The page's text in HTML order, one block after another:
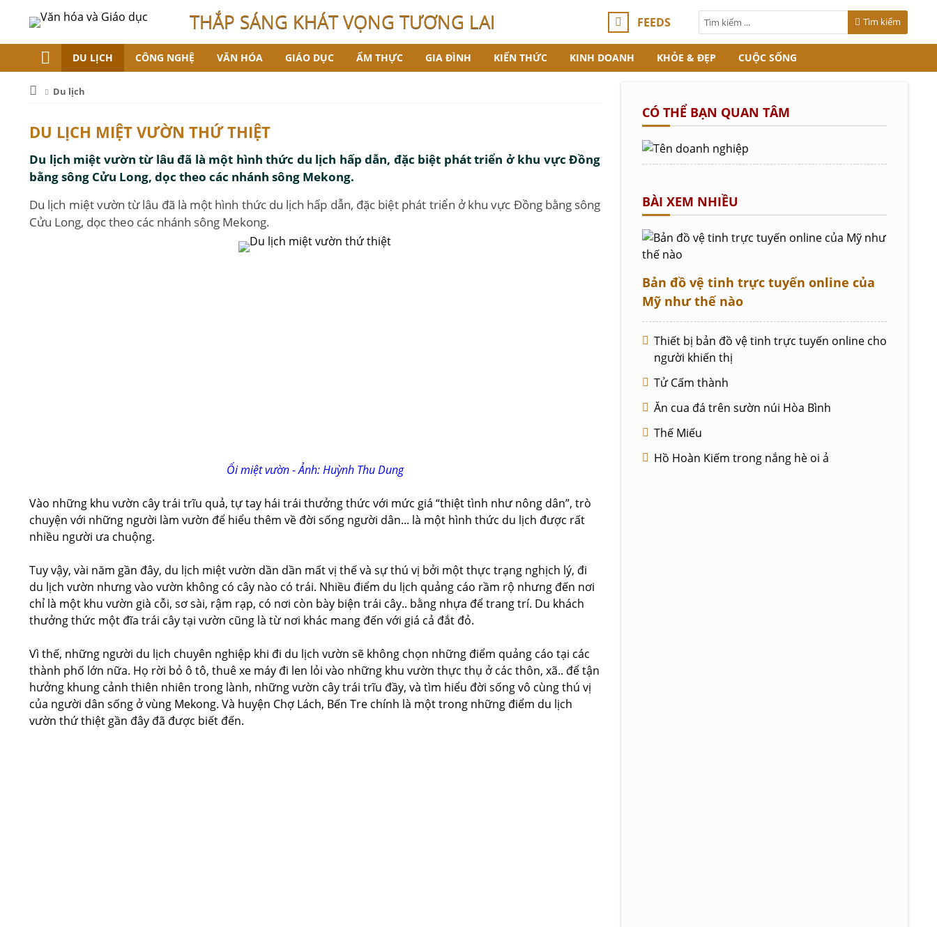
THẮP SÁNG KHÁT VỌNG TƯƠNG LAI FEEDS Tìm kiếm
DU LỊCH CÔNG NGHỆ VĂN HÓA GIÁO DỤC ẨM THỰC GIA ĐÌNH KIẾN THỨC KINH DOANH KHỎE & ĐẸP CUỘC SỐNG
Du lịch
DU LỊCH MIỆT VƯỜN THỨ THIỆT
Du lịch miệt vườn từ lâu đã là một hình thức du lịch hấp dẫn, đặc biệt phát triển ở khu vực Đồng
bằng sông Cửu Long, dọc theo các nhánh sông Mekong.
Du lịch miệt vườn từ lâu đã là một hình thức du lịch hấp dẫn, đặc biệt phát triển ở khu vực Đồng bằng sông
Cửu Long, dọc theo các nhánh sông Mekong.
Ổi miệt vườn - Ảnh: Huỳnh Thu Dung
Vào những khu vườn cây trái trĩu quả, tự tay hái trái thưởng thức với mức giá “thiệt tình như nông dân”, trò
chuyện với những người làm vườn để hiểu thêm về đời sống người dân... là một hình thức du lịch được rất
nhiều người ưa chuộng.
Tuy vậy, vài năm gần đây, du lịch miệt vườn dần dần mất vị thế và sự thú vị bởi một thực trạng nghịch lý, đi
du lịch vườn nhưng vào vườn không có cây nào có trái. Nhiều điểm du lịch quảng cáo rầm rộ nhưng đến nơi
chỉ là một khu vườn già cỗi, sơ sài, rậm rạp, có nơi còn bày biện trái cây.. bằng nhựa để trang trí. Du khách
thưởng thức một đĩa trái cây tại vườn cũng là từ nơi khác mang đến với giá cả đắt đỏ.
Vì thế, những người du lịch chuyên nghiệp khi đi du lịch vườn sẽ không chọn những điểm quảng cáo tại các
thành phố lớn nữa. Họ rời bỏ ô tô, thuê xe máy đi len lỏi vào những khu vườn thực thụ ở các thôn, xã.. để tận
hưởng khung cảnh thiên nhiên trong lành, những vườn cây trái trĩu đầy, và tìm hiểu đời sống vô cùng thú vị
của người dân sống ở vùng Mekong. Và huyện Chợ Lách, Bến Tre chính là một trong những điểm du lịch
vườn thứ thiệt gần đây đã được biết đến.
CÓ THỂ BẠN QUAN TÂM
BÀI XEM NHIỀU
Bản đồ vệ tinh trực tuyến online của
Mỹ như thế nào
Thiết bị bản đồ vệ tinh trực tuyến online cho
người khiến thị
Tử Cấm thành
Ăn cua đá trên sườn núi Hòa Bình
Thế Miếu
Hồ Hoàn Kiếm trong nắng hè oi ả